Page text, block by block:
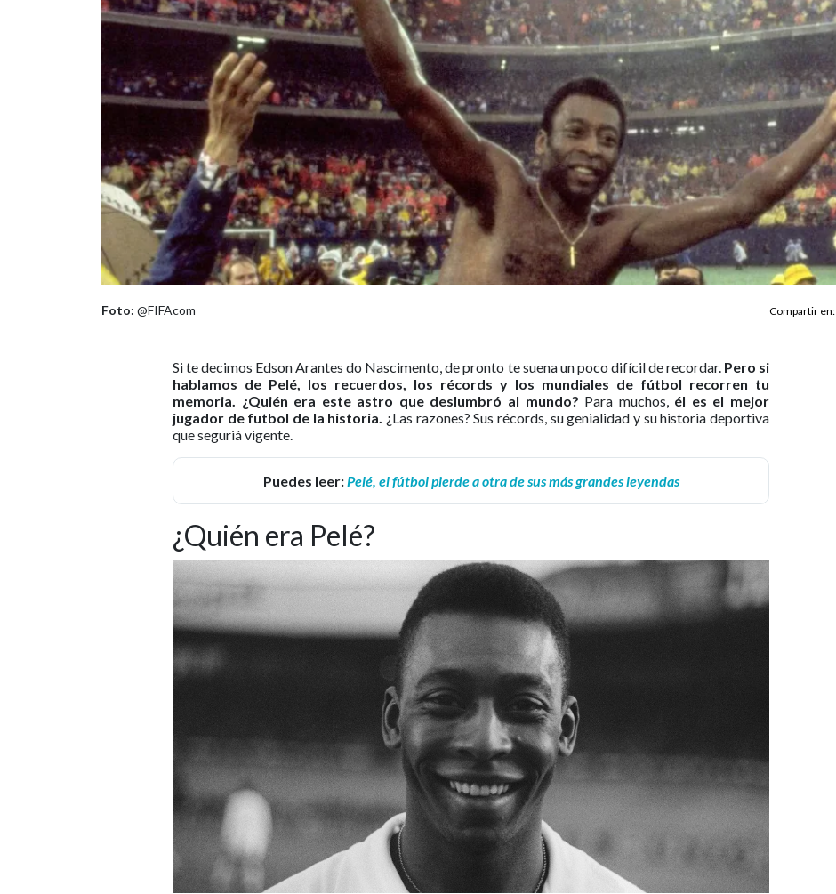
Foto: @FIFAcom Compartir en:
Si te decimos Edson Arantes do Nascimento, de pronto te suena un poco difícil de recordar. Pero si
hablamos de Pelé, los recuerdos, los récords y los mundiales de fútbol recorren tu
memoria. ¿Quién era este astro que deslumbró al mundo? Para muchos, él es el mejor
jugador de futbol de la historia. ¿Las razones? Sus récords, su genialidad y su historia deportiva
que seguriá vigente.
Puedes leer:Pelé, el fútbol pierde a otra de sus más grandes leyendas
¿Quién era Pelé?